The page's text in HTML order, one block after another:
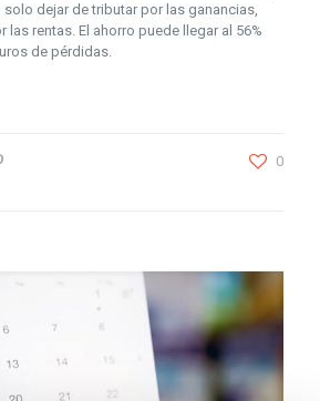
solo dejar de tributar por las ganancias,
las rentas. El ahorro puede llegar al 56%
de pérdidas.
0